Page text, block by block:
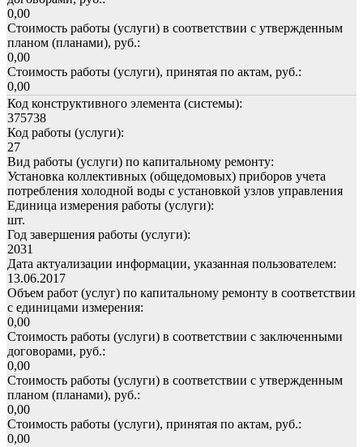
0,00
Стоимость работы (услуги) в соответствии с утвержденным
планом (планами), руб.:
0,00
Стоимость работы (услуги), принятая по актам, руб.:
0,00
Код конструктивного элемента (системы):
375738
Код работы (услуги):
27
Вид работы (услуги) по капитальному ремонту:
Установка коллективных (общедомовых) приборов учета
потребления холодной воды с установкой узлов управления
Единица измерения работы (услуги):
шт.
Год завершения работы (услуги):
2031
Дата актуализации информации, указанная пользователем:
13.06.2017
Объем работ (услуг) по капитальному ремонту в соответствии
с единицами измерения:
0,00
Стоимость работы (услуги) в соответствии с заключенными
договорами, руб.:
0,00
Стоимость работы (услуги) в соответствии с утвержденным
планом (планами), руб.:
0,00
Стоимость работы (услуги), принятая по актам, руб.:
0,00